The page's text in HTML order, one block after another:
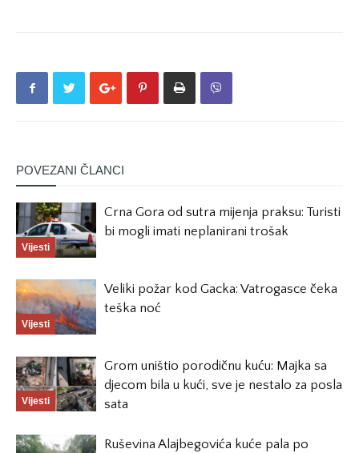
POVEZANI ČLANCI
Vijesti
Crna Gora od sutra mijenja praksu: Turisti
bi mogli imati neplanirani trošak
Vijesti
Veliki požar kod Gacka: Vatrogasce čeka
teška noć
Vijesti
Grom uništio porodičnu kuću: Majka sa
djecom bila u kući, sve je nestalo za posla
sata
Ruševina Alajbegovića kuće pala po